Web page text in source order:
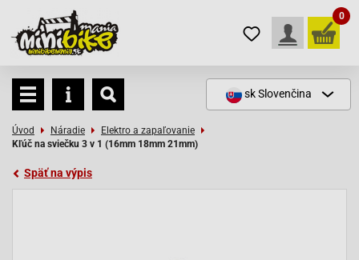
0
skSlovenčina
Úvod Náradie
Elektro a zapaľovanie
Kľúč na sviečku 3 v 1 (16mm 18mm 21mm)
Späť na výpis